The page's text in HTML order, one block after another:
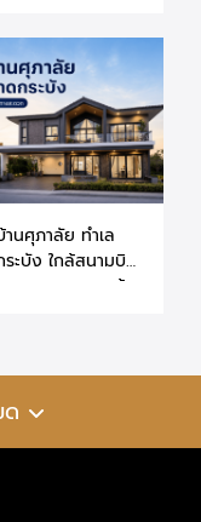
นศุภาลัย ทำเล
ระบัง ใกล้สนามบิน
างสะดวก ราคาเข้า